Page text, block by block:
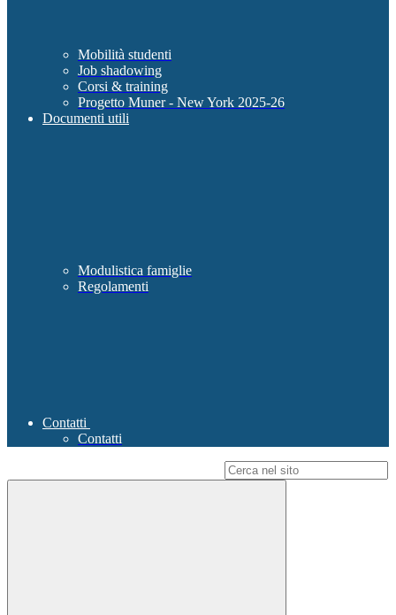
Mobilità studenti
Job shadowing
Corsi & training
Progetto Muner - New York 2025-26
Documenti utili
Modulistica famiglie
Regolamenti
Contatti
Contatti